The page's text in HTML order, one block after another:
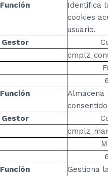
Función
Identifica
cookies
usuario.
Gestor
Función
Almacena
Gestor
Función
Gestiona